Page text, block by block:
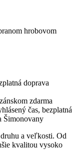
hrobovom
doprava
zdarma
čas, bezplatná
Šimonovany
a veľkosti. Od
kvalitou vysoko